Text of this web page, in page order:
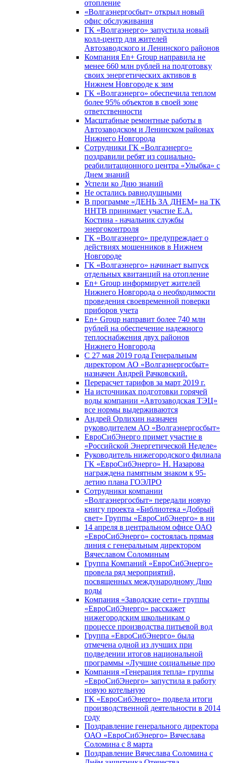
отопление
«Волгаэнергосбыт» открыл новый
офис обслуживания
ГК «Волгаэнерго» запустила новый
колл-центр для жителей
Автозаводского и Ленинского районов
Компания En+ Group направила не
менее 660 млн рублей на подготовку
своих энергетических активов в
Нижнем Новгороде к зим
ГК «Волгаэнерго» обеспечила теплом
более 95% объектов в своей зоне
ответственности
Масштабные ремонтные работы в
Автозаводском и Ленинском районах
Нижнего Новгорода
Сотрудники ГК «Волгаэнерго»
поздравили ребят из социально-
реабилитационного центра «Улыбка» с
Днем знаний
Успели ко Дню знаний
Не остались равнодушными
В программе «ДЕНЬ ЗА ДНЕМ» на ТК
ННТВ принимает участие Е.А.
Костина - начальник службы
энергоконтроля
ГК «Волгаэнерго» предупреждает о
действиях мошенников в Нижнем
Новгороде
ГК «Волгаэнерго» начинает выпуск
отдельных квитанций на отопление
En+ Group информирует жителей
Нижнего Новгорода о необходимости
проведения своевременной поверки
приборов учета
En+ Group направит более 740 млн
рублей на обеспечение надежного
теплоснабжения двух районов
Нижнего Новгорода
С 27 мая 2019 года Генеральным
директором АО «Волгаэнергосбыт»
назначен Андрей Рачковский.
Перерасчет тарифов за март 2019 г.
На источниках подготовки горячей
воды компании «Автозаводская ТЭЦ»
все нормы выдерживаются
Андрей Орлихин назначен
руководителем АО «Волгаэнергосбыт»
ЕвроСибЭнерго примет участие в
«Российской Энергетической Неделе»
Руководитель нижегородского филиала
ГК «ЕвроСибЭнерго» Н. Назарова
награждена памятным знаком к 95-
летию плана ГОЭЛРО
Сотрудники компании
«Волгаэнергосбыт» передали новую
книгу проекта «Библиотека «Добрый
свет» Группы «ЕвроСибЭнерго» в ни
14 апреля в центральном офисе ОАО
«ЕвроСибЭнерго» состоялась прямая
линия с генеральным директором
Вячеславом Соломиным
Группа Компаний «ЕвроСибЭнерго»
провела ряд мероприятий,
посвященных международному Дню
воды
Компания «Заводские сети» группы
«ЕвроСибЭнерго» расскажет
нижегородским школьникам о
процессе производства питьевой вод
Группа «ЕвроСибЭнерго» была
отмечена одной из лучших при
подведении итогов национальной
программы «Лучшие социальные про
Компания «Генерация тепла» группы
«ЕвроСибЭнерго» запустила в работу
новую котельную
ГК «ЕвроСибЭнерго» подвела итоги
производственной деятельности в 2014
году
Поздравление генерального директора
ОАО «ЕвроСибЭнерго» Вячеслава
Соломина с 8 марта
Поздравление Вячеслава Соломина с